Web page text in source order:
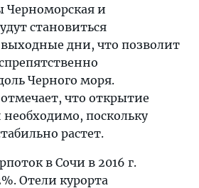
Черноморская и
становиться
дни, что позволит
Черного моря.
что открытие
поскольку
растет.
в Сочи в 2016 г.
Отели курорта